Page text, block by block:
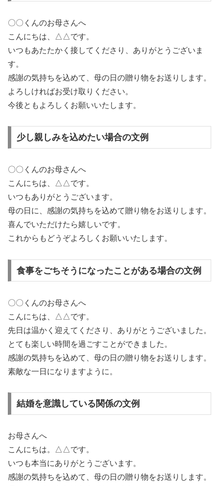
〇〇くんのお母さんへ
こんにちは、△△です。
いつもあたたかく接してくださり、ありがとうございま
す。
感謝の気持ちを込めて、母の日の贈り物をお送りします。
よろしければお受け取りください。
今後ともよろしくお願いいたします。
少し親しみを込めたい場合の文例
〇〇くんのお母さんへ
こんにちは、△△です。
いつもありがとうございます。
母の日に、感謝の気持ちを込めて贈り物をお送りします。
喜んでいただけたら嬉しいです。
これからもどうぞよろしくお願いいたします。
食事をごちそうになったことがある場合の文例
〇〇くんのお母さんへ
こんにちは、△△です。
先日は温かく迎えてくださり、ありがとうございました。
とても楽しい時間を過ごすことができました。
感謝の気持ちを込めて、母の日の贈り物をお送りします。
素敵な一日になりますように。
結婚を意識している関係の文例
お母さんへ
こんにちは。△△です。
いつも本当にありがとうございます。
感謝の気持ちを込めて、母の日の贈り物をお送りします。